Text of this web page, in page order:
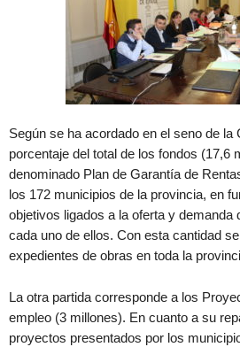
Según se ha acordado en el seno de la
porcentaje del total de los fondos (17,6
denominado Plan de Garantía de
los 172 municipios de la provincia, en
objetivos ligados a la oferta y demanda
cada uno de ellos. Con esta cantidad
expedientes de obras en toda la
La otra partida corresponde a los
empleo (3 millones). En cuanto a su
proyectos presentados por los